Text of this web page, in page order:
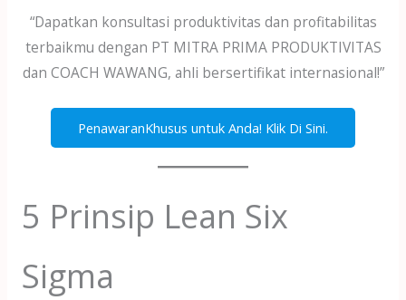
“Dapatkan konsultasi produktivitas dan profitabilitas
terbaikmu dengan PT MITRA PRIMA PRODUKTIVITAS
dan COACH WAWANG, ahli bersertifikat internasional!”
PenawaranKhusus untuk Anda! Klik Di Sini.
5 Prinsip Lean Six
Sigma